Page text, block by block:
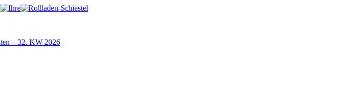
– 32. KW 2026